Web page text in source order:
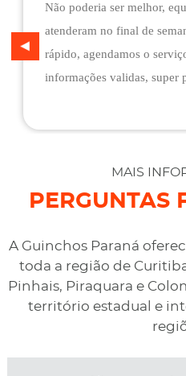
Não poderia ser melhor,
atenderam no final de
rápido, agendamos o
informações validas, super
desviaram para uma
qualquer custo na maior
MAIS
PERGUNTAS
A Guinchos Paraná
toda a região de
Pinhais, Piraquara e
território estadual e